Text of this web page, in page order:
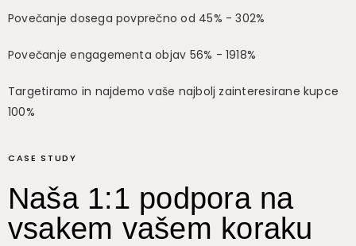
Povečanje dosega povprečno od 45% - 302%
Povečanje engagementa objav 56% - 1918%
Targetiramo in najdemo vaše najbolj zainteresirane kupce
100%
CASE STUDY
Naša 1:1 podpora na
vsakem vašem koraku